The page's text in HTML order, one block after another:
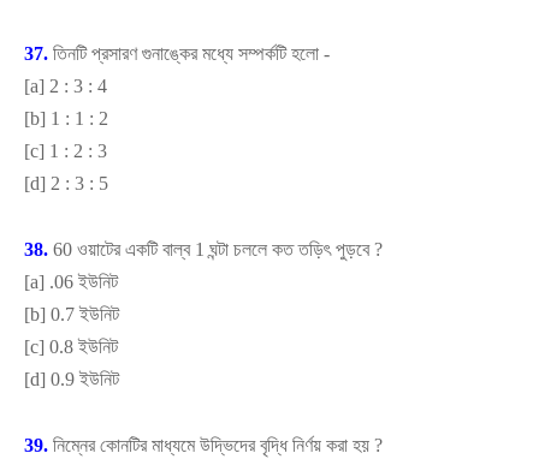
37. তিনটি প্রসারণ গুনাঙ্কের মধ্যে সম্পর্কটি হলো -
[a] 2 : 3 : 4
[b] 1 : 1 : 2
[c] 1 : 2 : 3
[d] 2 : 3 : 5
38. 60 ওয়াটের একটি বাল্ব 1 ঘন্টা চললে কত তড়িৎ পুড়বে?
[a] .06 ইউনিট
[b] 0.7 ইউনিট
[c] 0.8 ইউনিট
[d] 0.9 ইউনিট
39. নিম্নের কোনটির মাধ্যমে উদ্ভিদের বৃদ্ধি নির্ণয় করা হয় ?